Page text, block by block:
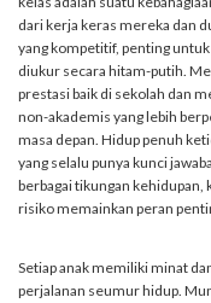
dari kerja keras mereka dan
yang kompetitif, penting
diukur secara hitam-putih.
prestasi baik di sekolah dan
non-akademis yang lebih
masa depan. Hidup penuh
yang selalu punya kunci
berbagai tikungan
risiko memainkan peran
Setiap anak memiliki minat
perjalanan seumur hidup.